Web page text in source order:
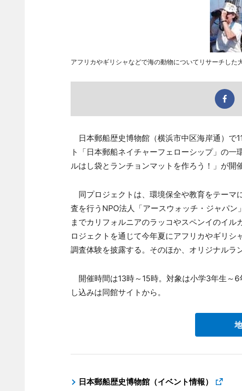
アフリカやギリシャなどで海の動物についてリサーチした
日本郵船歴史博物館（横浜市中区海岸通）で
ト「日本郵船ネイチャーフェローシップ」の
ルはし袋とランチョンマットを作ろう！」が開
同プロジェクトは、環境保全や教育をテーマ
査を行うNPO法人「アースウォッチ・ジャパ
までカリフォルニアのラッコやスペンイのイ
ロジェクトを通じて今年夏にアフリカやギリ
調査体験を披露する。そのほか、オリジナルラ
開催時間は13時～15時。対象は小学3年生～
し込みは同館サイトから。
日本郵船歴史博物館（イベント情報）